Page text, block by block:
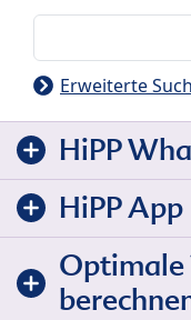
Erweiterte
HiPP
HiPP App
Optimale